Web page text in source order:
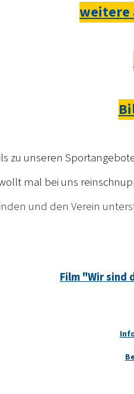
weitere
zu unseren
mal bei uns
und den Verein
Film "Wir sind